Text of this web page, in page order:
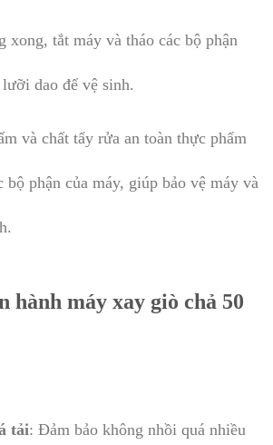
xong, tắt máy và tháo các bộ phận
dao để vệ sinh.
và chất tẩy rửa an toàn thực phẩm
bộ phận của máy, giúp bảo vệ máy và
hành máy xay giò chả 50
tải: Đảm bảo không nhồi quá nhiều